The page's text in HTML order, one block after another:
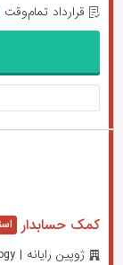
قرارداد تمام‌وقت
کمک حسابدار
ژوپین رایانه | Jupin Technology